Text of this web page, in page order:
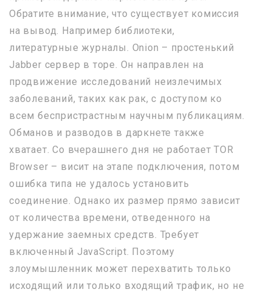
Обратите внимание, что существует комиссия
на вывод. Например библиотеки,
литературные журналы. Onion – простенький
Jabber сервер в торе. Он направлен на
продвижение исследований неизлечимых
заболеваний, таких как рак, с доступом ко
всем беспристрастным научным публикациям.
Обманов и разводов в даркнете также
хватает. Со вчерашнего дня не работает TOR
Browser – висит на этапе подключения, потом
ошибка типа не удалось установить
соединение. Однако их размер прямо зависит
от количества времени, отведенного на
удержание заемных средств. Требует
включенный JavaScript. Поэтому
злоумышленник может перехватить только
исходящий или только входящий трафик, но не